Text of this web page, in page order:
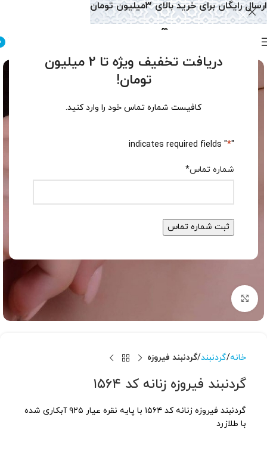
دریافت تخفیف ویژه تا 2 میلیون
تومان!
کافیست شماره تماس خود را وارد کنید.
"
*
" indicates required fields
شماره تماس*
برای بزرگنمایی کلیک کنید
خانه گردنبند گردنبند فیروزه
گردنبند فیروزه زنانه کد ۱۵۶۴
گردنبند فیروزه زنانه کد ۱۵۶۴ با پایه نقره عیار ۹۲۵ آبکاری شده
با طلازرد
ارسال رایگان برای خرید بالای 3میلیون تومان